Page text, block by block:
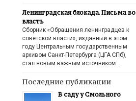
Ленинградская блокада. Письма во
власть
Сборник «Обращения ленинградцев к
советской власти», изданный в этом
году Центральным государственным
архивом Санкт-Петербурга (ЦГА СПб),
стал новым важным источником …
Последние публикации
В саду у Смольного